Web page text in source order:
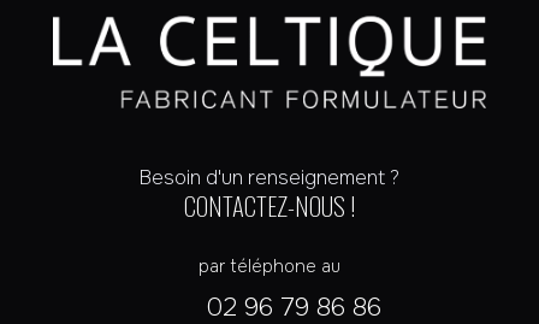
Besoin d'un renseignement ?
CONTACTEZ-NOUS !
par téléphone au
02 96 79 86 86